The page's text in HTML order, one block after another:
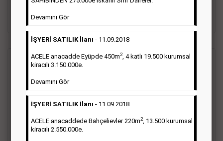
Detaylı Bilgi & İlan Örnekleri
Vasıta İlanı
Sarı sayfa ilanlar alım- satım, duyuru, mini reklam şeklinde
ifade edilebilen ilanlardır. Gazetelerin tirajını önemli ölçüde
etkilerler ve gazete gelirlerinin de önemli bir bölümünü
oluştururlar.Sabah sarı sayfa eleman ilanlarında 6 kelime
sayısı şartı aranmamaktadır.
Devamını Gör
İŞYERİ SATILIK İlanı - 11.09.2018
ACELE anacadde Eyüpde 450m2, 4 katlı 19.500 kurumsal
kiracılı 3.150.000e.
Devamını Gör
İŞYERİ SATILIK İlanı - 11.09.2018
ACELE anacaddede Bahçelievler 220m2, 13.500 kurumsal
kiracılı 2.550.000e.